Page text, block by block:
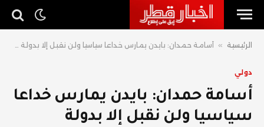
الرئيسية » أسامة حمدان: بايدن يمارس خداعا سياسيا ولن نقبل إلا بدولة مستقلة عاصمتها القدس
دولي
أسامة حمدان: بايدن يمارس خداعا
سياسيا ولن نقبل إلا بدولة